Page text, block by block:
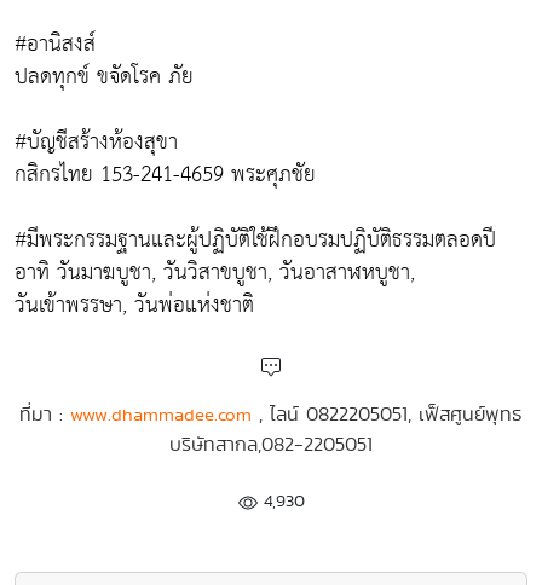
#อานิสงส์
ปลดทุกข์ ขจัดโรค ภัย
#บัญชีสร้างห้องสุขา
กสิกรไทย 153-241-4659 พระศุภชัย
#มีพระกรรมฐานและผู้ปฏิบัติใช้ฝึกอบรมปฏิบัติธรรมตลอดปี
อาทิ วันมาฆบูชา, วันวิสาขบูชา, วันอาสาฬหบูชา,
วันเข้าพรรษา, วันพ่อแห่งชาติ
ที่มา : www.dhammadee.com , ไลน์ 0822205051, เฟ็สศูนย์พุทธ
บริษัทสากล,082-2205051
4,930